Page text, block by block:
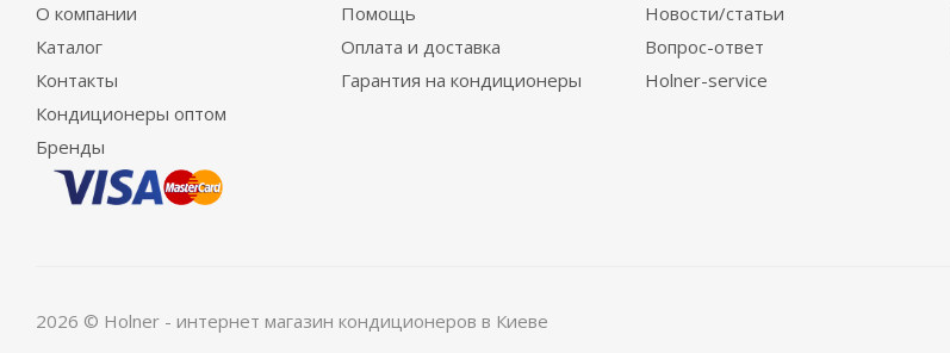
О компании
Каталог
Контакты
Кондиционеры оптом
Бренды
Помощь
Оплата и доставка
Гарантия на кондиционеры
Новости/статьи
Вопрос-ответ
Holner-service
2026 © Holner - интернет магазин кондиционеров в Киеве